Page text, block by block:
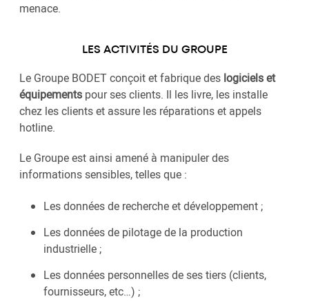
menace.
LES ACTIVITÉS DU GROUPE
Le Groupe BODET conçoit et fabrique des logiciels et
équipements pour ses clients. Il les livre, les installe
chez les clients et assure les réparations et appels
hotline.
Le Groupe est ainsi amené à manipuler des
informations sensibles, telles que :
Les données de recherche et développement ;
Les données de pilotage de la production
industrielle ;
Les données personnelles de ses tiers (clients,
fournisseurs, etc…) ;